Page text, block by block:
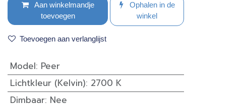
Aan winkelmandje
toevoegen
Ophalen in de
winkel
Toevoegen aan verlanglijst
Model: Peer
Lichtkleur (Kelvin): 2700 K
Dimbaar: Nee